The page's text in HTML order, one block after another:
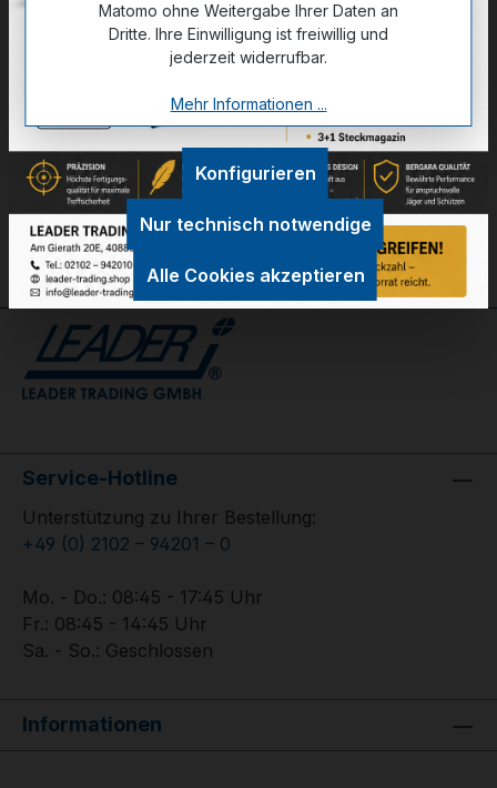
Zum Merkzettel hinzufügen
Technische Daten
GPSR Information
Bewertungen
Service-Hotline
Unterstützung zu Ihrer Bestellung:
+49 (0) 2102 – 94201 – 0
Mo. - Do.: 08:45 - 17:45 Uhr
Fr.: 08:45 - 14:45 Uhr
Sa. - So.: Geschlossen
Informationen
Matomo ohne Weitergabe Ihrer Daten an
Dritte. Ihre Einwilligung ist freiwillig und
jederzeit widerrufbar.
Mehr Informationen ...
Nur technisch notwendige
Konfigurieren
Alle Cookies akzeptieren